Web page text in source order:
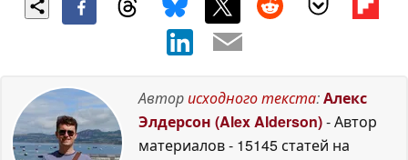
Авторисходного текста:Алекс
Элдерсон (Alex Alderson)- Автор
материалов- 15145 статей на